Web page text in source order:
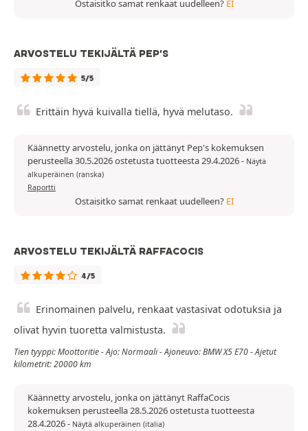
Ostaisitko samat renkaat uudelleen? EI
ARVOSTELU TEKIJÄLTÄ PEP'S
5/5
Erittäin hyvä kuivalla tiellä, hyvä melutaso.
Käännetty arvostelu, jonka on jättänyt Pep's kokemuksen
perusteella 30.5.2026 ostetusta tuotteesta 29.4.2026- Näytä
alkuperäinen (ranska)
Raportti
Ostaisitko samat renkaat uudelleen? EI
ARVOSTELU TEKIJÄLTÄ RAFFACOCIS
4/5
Erinomainen palvelu, renkaat vastasivat odotuksia ja
olivat hyvin tuoretta valmistusta.
Tien tyyppi: Moottoritie - Ajo: Normaali - Ajoneuvo: BMW X5 E70 - Ajetut
kilometrit: 20000 km
Käännetty arvostelu, jonka on jättänyt RaffaCocis
kokemuksen perusteella 28.5.2026 ostetusta tuotteesta
28.4.2026- Näytä alkuperäinen (italia)